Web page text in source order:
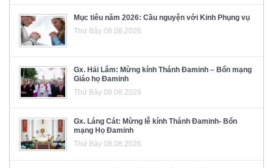
Mục tiêu năm 2026: Cầu nguyện với Kinh Phụng vụ
Thứ Bảy 08.08.2026
Gx. Hải Lâm: Mừng kính Thánh Đaminh – Bổn mạng
Giáo họ Đaminh
Thứ Bảy 08.08.2026
Gx. Láng Cát: Mừng lễ kính Thánh Đaminh- Bổn
mạng Họ Đaminh
Thứ Bảy 08.08.2026